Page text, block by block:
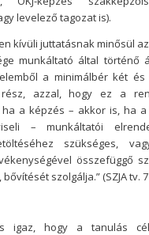
levelező tagozat is).
kívüli juttatásnak minősül
munkáltató által történő
a minimálbér két és
azzal, hogy ez a
ha a képzés – akkor is, ha
– munkáltatói
szükséges,
összefüggő
szolgálja.” (SZJA tv.
igaz, hogy a tanulás